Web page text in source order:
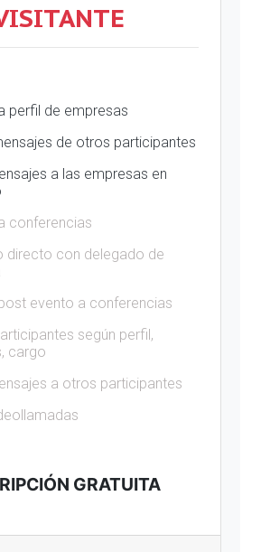
perfil de empresas
de otros participantes
a las empresas en
conferencias
directo con delegado de
evento a conferencias
según perfil,
cargo
a otros participantes
GRATUITA